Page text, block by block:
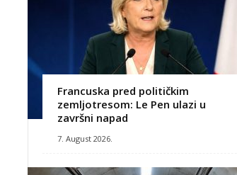
Francuska pred političkim
zemljotresom: Le Pen ulazi u
završni napad
7. August 2026.